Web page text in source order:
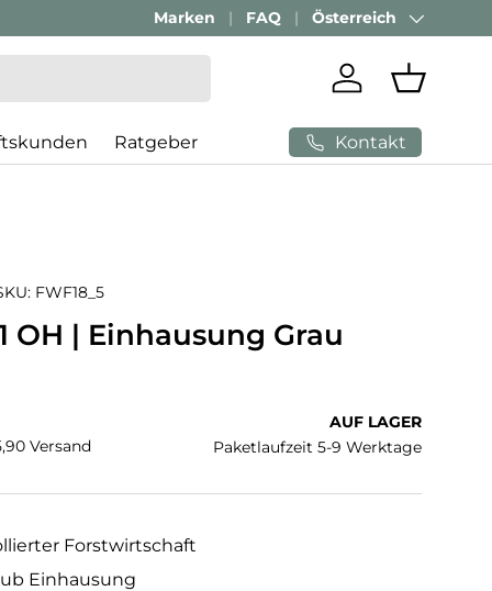
Marken FAQ Land/Region
Österreich
Einloggen
Ratgeber Kontakt
FWF18_5
OH | Einhausung Grau
Versand
AUF LAGER
Paketlaufzeit 5-9 Werktage
Forstwirtschaft
Einhausung